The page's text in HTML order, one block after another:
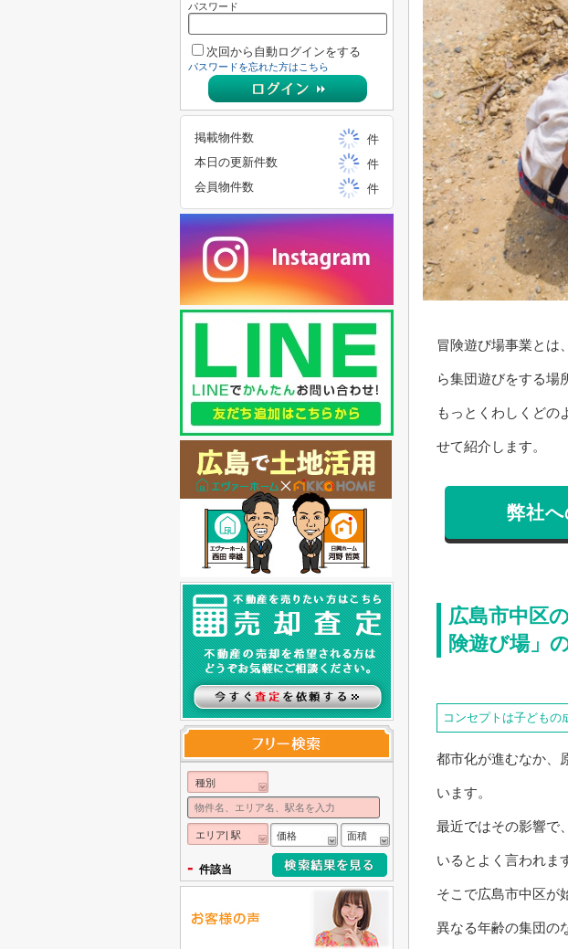
冒険遊び場事業とは
ら集団遊びをする場
もっとくわしくどの
せて紹介します。
弊社
広島市中区
険遊び場」
コンセプトは子どもの
都市化が進むなか、
います。
最近ではその影響で
いるとよく言われま
そこで広島市中区が
異なる年齢の集団の
パスワード
次回から自動ログインをする
パスワードを忘れた方はこちら
掲載物件数
件
本日の更新件数
件
会員物件数
件
種別
エリア| 駅 価格 面積
- 件該当